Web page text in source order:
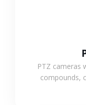
PTZ cameras
compounds,